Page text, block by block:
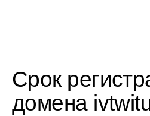
Срок
домена